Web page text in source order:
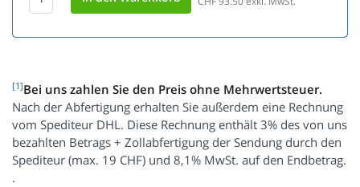
[1]Bei uns zahlen Sie den Preis ohne Mehrwertsteuer.
Nach der Abfertigung erhalten Sie außerdem eine Rechnung
vom Spediteur DHL. Diese Rechnung enthält 3% des von uns
bezahlten Betrags + Zollabfertigung der Sendung durch den
Spediteur (max. 19 CHF) und 8,1% MwSt. auf den Endbetrag.
.